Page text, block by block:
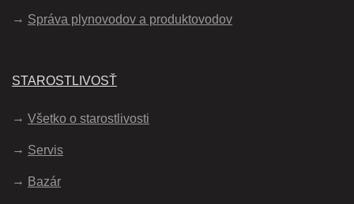
Správa plynovodov a produktovodov
STAROSTLIVOSŤ
Všetko o starostlivosti
Servis
Bazár